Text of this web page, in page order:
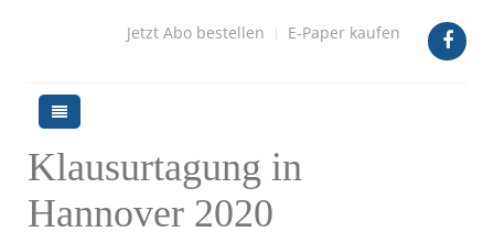
Jetzt Abo bestellen E-Paper kaufen
Klausurtagung in
Hannover 2020